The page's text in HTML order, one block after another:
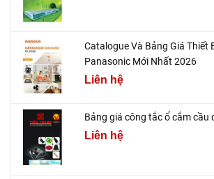
Catalogue Và Bảng Giá Thiết
Panasonic Mới Nhất 2026
Liên hệ
Bảng giá công tắc ổ cắm cầu
Liên hệ